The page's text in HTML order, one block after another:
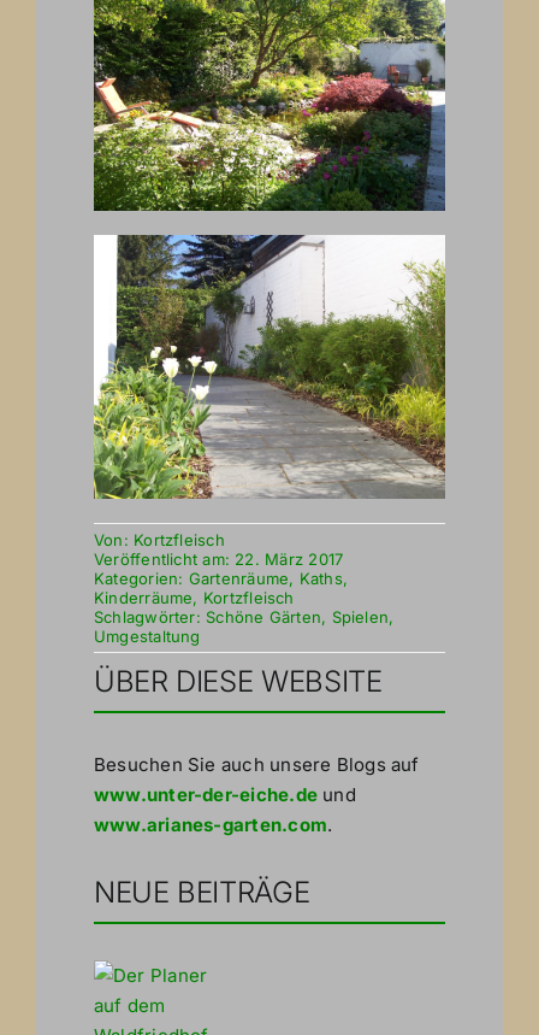
Von: Kortzfleisch
Veröffentlicht am: 22. März 2017
Kategorien: Gartenräume, Kaths,
Kinderräume, Kortzfleisch
Schlagwörter: Schöne Gärten, Spielen,
Umgestaltung
ÜBER DIESE WEBSITE
Besuchen Sie auch unsere Blogs auf
www.unter-der-eiche.deund
www.arianes-garten.com.
NEUE BEITRÄGE